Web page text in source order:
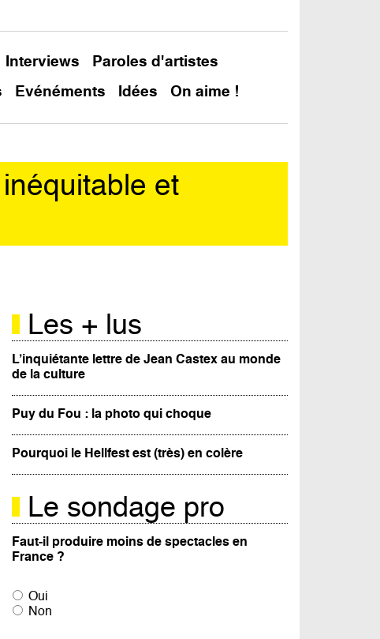
Interviews
Paroles d'artistes
Evénéments Idées On aime !
et
Les + lus
L’inquiétante lettre de Jean Castex au monde
de la culture
Puy du Fou : la photo qui choque
Pourquoi le Hellfest est (très) en colère
Le sondage pro
Faut-il produire moins de spectacles en
France ?
Oui
Non